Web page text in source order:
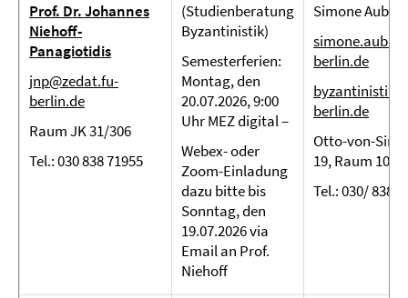
Prof. Dr. Johannes
Niehoff-
Panagiotidis
jnp@zedat.fu-
berlin.de
Raum JK 31/306
Tel.: 030 838 71955
(Studienberatung
Byzantinistik)
Semesterferien:
Montag, den
20.07.2026, 9:00
Uhr MEZ digital –
Webex- oder
Zoom-Einladung
dazu bitte bis
Sonntag, den
19.07.2026 via
Email an Prof.
Niehoff
Simone
berlin.de
berlin.de
Otto-von-
19, Raum 104
Tel.: 030/ 838